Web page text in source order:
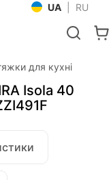
UA RU
для кухні
Isola 40